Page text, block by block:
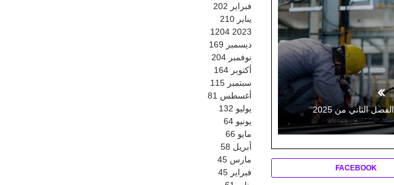
FACEBOOK
فبراير 202
يناير 210
2023
1204
ديسمبر 169
نوفمبر 204
أكتوبر 164
سبتمبر 115
أغسطس 81
يوليو 132
يونيو 64
مايو 66
أبريل 58
مارس 45
فبراير 45